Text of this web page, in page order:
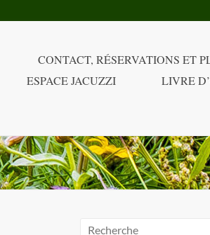
CONTACT, RÉSERVATIONS ET
ESPACE JACUZZI LIVRE